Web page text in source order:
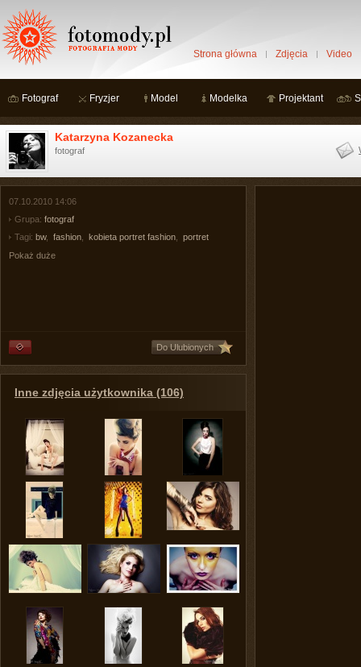
Strona główna Zdjęcia Video
Fotograf Fryzjer Model Modelka Projektant
Katarzyna Kozanecka
fotograf
07.10.2010 14:06
Grupa: fotograf
Tagi: bw, fashion kobieta portret fashion
portret
Pokaż duże
Do Ulubionych
Inne zdjęcia użytkownika (106)